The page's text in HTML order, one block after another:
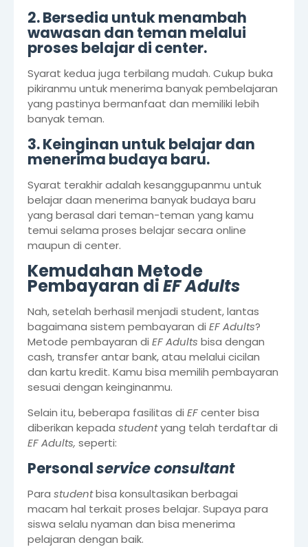
2. Bersedia untuk menambah
wawasan dan teman melalui
proses belajar di center.
Syarat kedua juga terbilang mudah. Cukup buka
pikiranmu untuk menerima banyak pembelajaran
yang pastinya bermanfaat dan memiliki lebih
banyak teman.
3. Keinginan untuk belajar dan
menerima budaya baru.
Syarat terakhir adalah kesanggupanmu untuk
belajar daan menerima banyak budaya baru
yang berasal dari teman-teman yang kamu
temui selama proses belajar secara online
maupun di center.
Kemudahan Metode
Pembayaran diEF Adults
Nah, setelah berhasil menjadi student, lantas
bagaimana sistem pembayaran di EF Adults?
Metode pembayaran di EF Adults bisa dengan
cash, transfer antar bank, atau melalui cicilan
dan kartu kredit. Kamu bisa memilih pembayaran
sesuai dengan keinginanmu.
Selain itu, beberapa fasilitas di EFcenter bisa
diberikan kepada studentyang telah terdaftar di
EF Adults, seperti:
Personalservice consultant
Para studentbisa konsultasikan berbagai
macam hal terkait proses belajar. Supaya para
siswa selalu nyaman dan bisa menerima
pelajaran dengan baik.